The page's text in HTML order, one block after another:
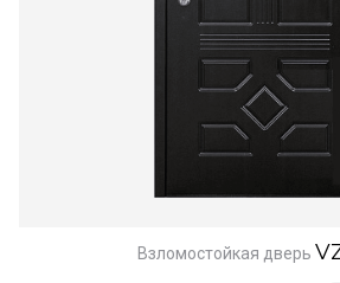
Взломостойкая дверь